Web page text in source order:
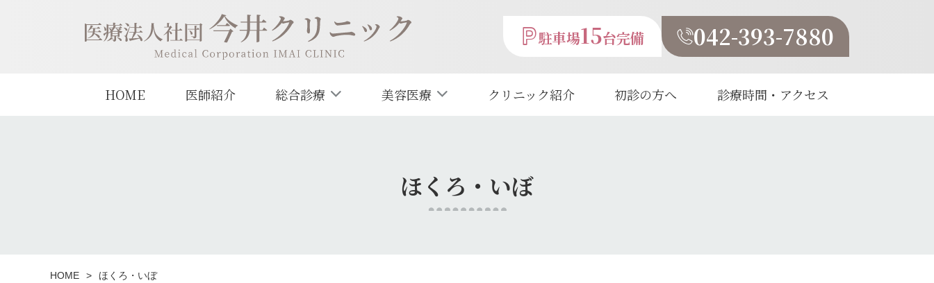
駐車場15台完備 042-393-7880
HOME 医師紹介 総合診療 美容医療 クリニック紹介 初診の方へ 診療時間・アクセス
HOME ほくろ・いぼ
ほくろ・いぼ